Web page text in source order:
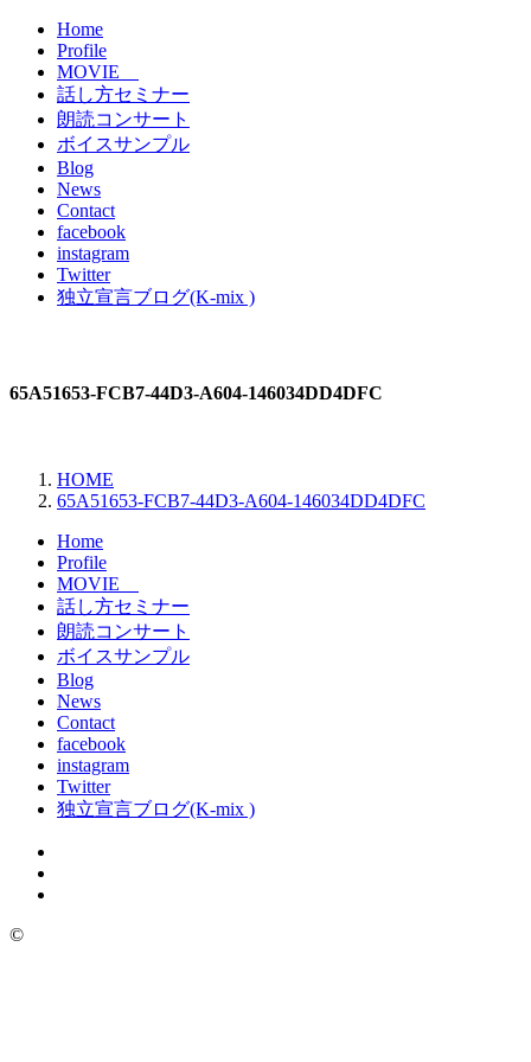
Home
Profile
MOVIE
話し方セミナー
朗読コンサート
ボイスサンプル
Blog
News
Contact
facebook
instagram
Twitter
独立宣言ブログ(K-mix )
65A51653-FCB7-44D3-A604-146034DD4DFC
HOME
65A51653-FCB7-44D3-A604-146034DD4DFC
Home
Profile
MOVIE
話し方セミナー
朗読コンサート
ボイスサンプル
Blog
News
Contact
facebook
instagram
Twitter
独立宣言ブログ(K-mix )
©